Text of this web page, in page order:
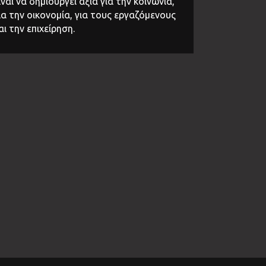
την οικονομία, για τους εργαζόμενους
την επιχείρηση.